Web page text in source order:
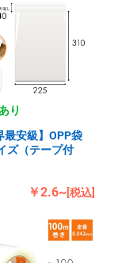
あり
最安級】OPP袋
ズ（テープ付
￥2.6~[税込]